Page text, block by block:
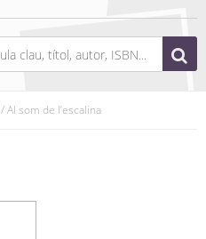
/ Al som de l’escalina